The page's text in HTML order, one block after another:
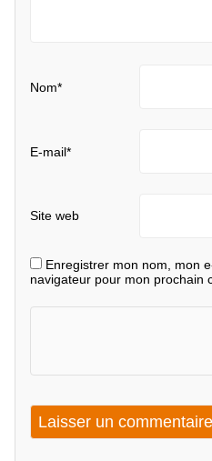
Nom*
E-mail*
Site web
Enregistrer mon nom, mon
navigateur pour mon prochain